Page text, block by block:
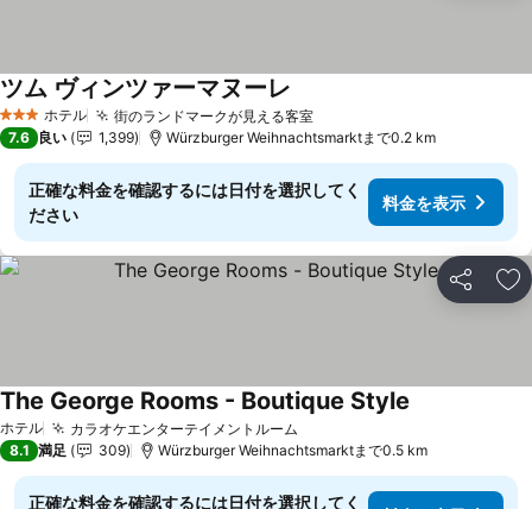
3 ホテルのランク
ホテル 街のランドマークが見える客室
ツム ヴィンツァーマヌーレ
7.6 良い 1,399 Würzburger Weihnachtsmarktまで0.2 km
正確な料金を確認するには日付を選択してく
ださい
料金を表示
シェア お
ホテル カラオケエンターテイメントルーム
The George Rooms - Boutique Style
8.1 満足 309 Würzburger Weihnachtsmarktまで0.5 km
正確な料金を確認するには日付を選択してく